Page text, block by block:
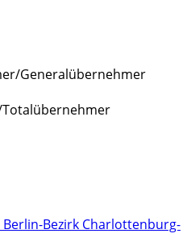
Generalübernehmer
Bezirk Charlottenburg-